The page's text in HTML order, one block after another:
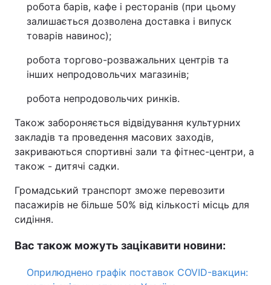
робота барів, кафе і ресторанів (при цьому
залишається дозволена доставка і випуск
товарів навинос);
робота торгово-розважальних центрів та
інших непродовольчих магазинів;
робота непродовольчих ринків.
Також забороняється відвідування культурних
закладів та проведення масових заходів,
закриваються спортивні зали та фітнес-центри, а
також - дитячі садки.
Громадський транспорт зможе перевозити
пасажирів не більше 50% від кількості місць для
сидіння.
Вас також можуть зацікавити новини:
Оприлюднено графік поставок COVID-вакцин: